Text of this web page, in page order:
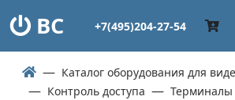
ВС +7(495)204-27-54
Каталог оборудования для
Контроль доступа
Терминалы